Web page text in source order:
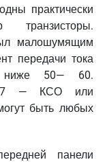
практически
транзисторы.
малошумящим
передачи тока
ниже 50— 60.
— КСО или
быть любых
панели